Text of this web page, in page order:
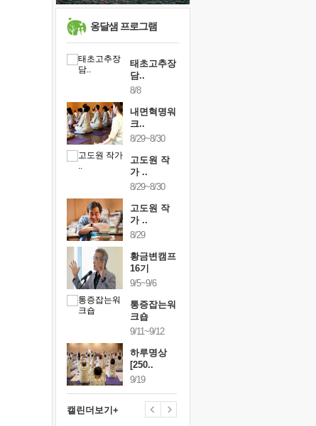
희망이란
'모른다'는 것
귀를 열고 마음을 내어주고
옹달샘 프로그램
태초고추장
담..
8/8
내면혁명워
크..
8/29~8/30
고도원 작
가 ..
8/29~8/30
고도원 작
가 ..
8/29
황금변캠프
16기
9/5~9/6
통증잡는워
크숍
9/11~9/12
하루명상
[250..
9/19
캘린더보기+